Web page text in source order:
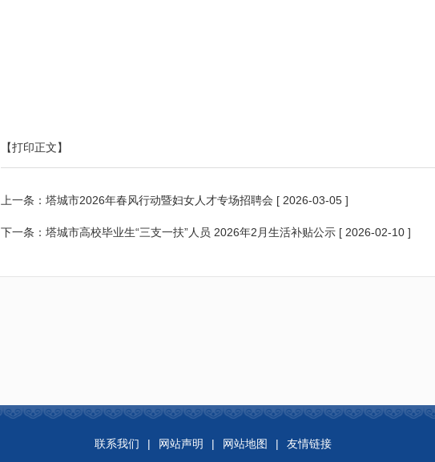
【打印正文】
上一条： 塔城市2026年春风行动暨妇女人才专场招聘会 [ 2026-03-05 ]
下一条： 塔城市高校毕业生“三支一扶”人员 2026年2月生活补贴公示 [ 2026-02-10 ]
联系我们 | 网站声明 | 网站地图 | 友情链接